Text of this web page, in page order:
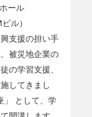
ール
ル）
支援の担い手
被災地企業の
の学習支援、
してきまし
」 として、学